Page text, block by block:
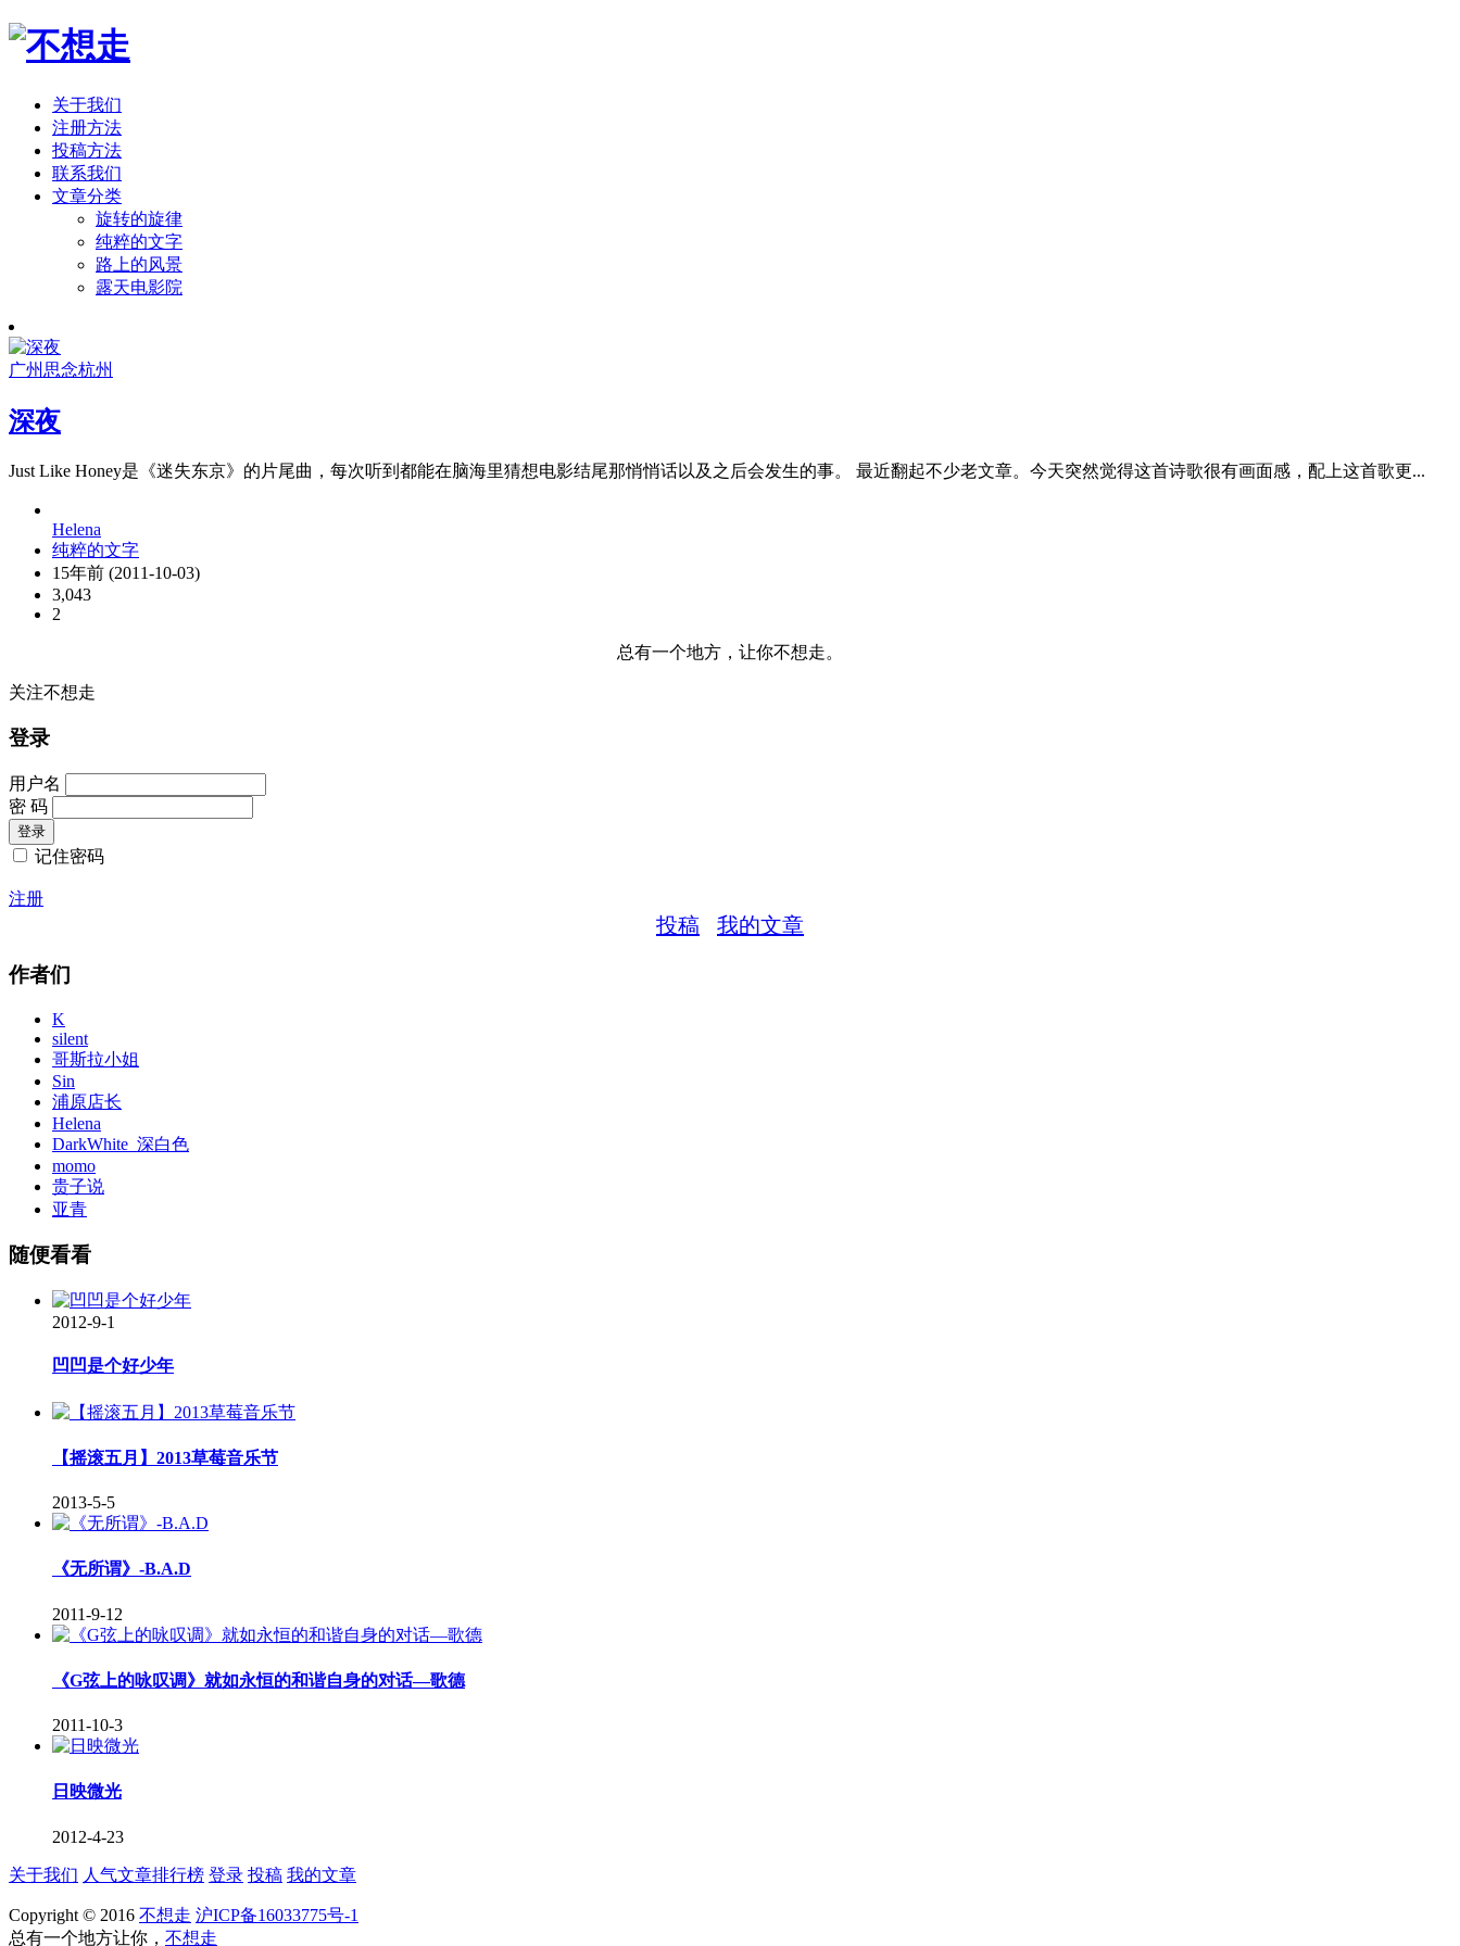
关于我们
注册方法
投稿方法
联系我们
文章分类
旋转的旋律
纯粹的文字
路上的风景
露天电影院
广州 思念杭州
深夜
Just Like Honey是《迷失东京》的片尾曲，每次听到都能在脑海里猜想电影结尾那悄悄话以及之后会发生的事。 最近翻起不少老文章。今天突然觉得这首诗歌很有画面感，配上这首歌更...
Helena
纯粹的文字
15年前 (2011-10-03)
3,043
2
总有一个地方，让你不想走。
关注不想走
登录
用户名
密 码
记住密码
注册
投稿 我的文章
作者们
K
silent
哥斯拉小姐
Sin
浦原店长
Helena
DarkWhite_深白色
momo
贵子说
亚青
随便看看
2012-9-1
凹凹是个好少年
【摇滚五月】2013草莓音乐节
2013-5-5
《无所谓》-B.A.D
2011-9-12
《G弦上的咏叹调》就如永恒的和谐自身的对话—歌德
2011-10-3
日映微光
2012-4-23
关于我们 人气文章排行榜 登录 投稿 我的文章
Copyright © 2016 不想走 沪ICP备16033775号-1
总有一个地方让你， 不想走